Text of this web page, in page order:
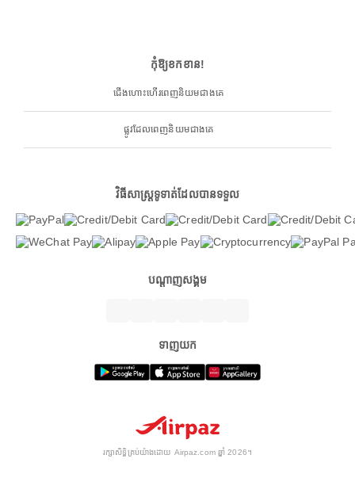
កុំឱ្យខកខាន!
ជើងហោះហើរពេញនិយមជាងគេ
ផ្លូវដែលពេញនិយមជាងគេ
វិធីសាស្ត្រទូទាត់ដែលបានទទួល
បណ្តាញសង្គម
ទាញយក
រក្សាសិទ្ធិគ្រប់យ៉ាងដោយ Airpaz.com ឆ្នាំ 2026។